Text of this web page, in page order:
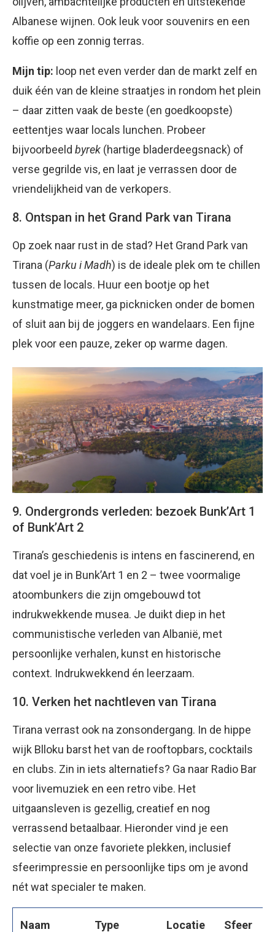
Albanese wijnen. Ook leuk voor souvenirs en een
koffie op een zonnig terras.
Mijn tip: loop net even verder dan de markt zelf en
duik één van de kleine straatjes in rondom het plein
– daar zitten vaak de beste (en goedkoopste)
eettentjes waar locals lunchen. Probeer
bijvoorbeeld byrek (hartige bladerdeegsnack) of
verse gegrilde vis, en laat je verrassen door de
vriendelijkheid van de verkopers.
8. Ontspan in het Grand Park van Tirana
Op zoek naar rust in de stad? Het Grand Park van
Tirana (Parku i Madh) is de ideale plek om te chillen
tussen de locals. Huur een bootje op het
kunstmatige meer, ga picknicken onder de bomen
of sluit aan bij de joggers en wandelaars. Een fijne
plek voor een pauze, zeker op warme dagen.
9. Ondergronds verleden: bezoek Bunk’Art 1
of Bunk’Art 2
Tirana’s geschiedenis is intens en fascinerend, en
dat voel je in Bunk’Art 1 en 2 – twee voormalige
atoombunkers die zijn omgebouwd tot
indrukwekkende musea. Je duikt diep in het
communistische verleden van Albanië, met
persoonlijke verhalen, kunst en historische
context. Indrukwekkend én leerzaam.
10. Verken het nachtleven van Tirana
Tirana verrast ook na zonsondergang. In de hippe
wijk Blloku barst het van de rooftopbars, cocktails
en clubs. Zin in iets alternatiefs? Ga naar Radio Bar
voor livemuziek en een retro vibe. Het
uitgaansleven is gezellig, creatief en nog
verrassend betaalbaar. Hieronder vind je een
selectie van onze favoriete plekken, inclusief
sfeerimpressie en persoonlijke tips om je avond
nét wat specialer te maken.
Naam Type Locatie Sfeer